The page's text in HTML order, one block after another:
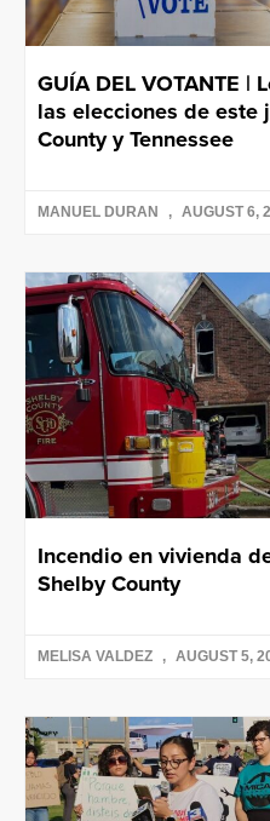
GUÍA DEL VOTANTE |
las elecciones de este
County y Tennessee
MANUEL DURAN AUGUST 6,
Incendio en vivienda
Shelby County
MELISA VALDEZ AUGUST 5,